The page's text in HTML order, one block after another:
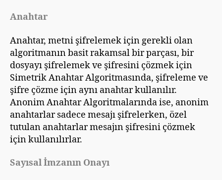
Anahtar
Anahtar, metni şifrelemek için gerekli olan
algoritmanın basit rakamsal bir parçası, bir
dosyayı şifrelemek ve şifresini çözmek için
Simetrik Anahtar Algoritmasında, şifreleme ve
şifre çözme için aynı anahtar kullanılır.
Anonim Anahtar Algoritmalarında ise, anonim
anahtarlar sadece mesajı şifrelerken, özel
tutulan anahtarlar mesajın şifresini çözmek
için kullanılırlar.
Sayısal İmzanın Onayı